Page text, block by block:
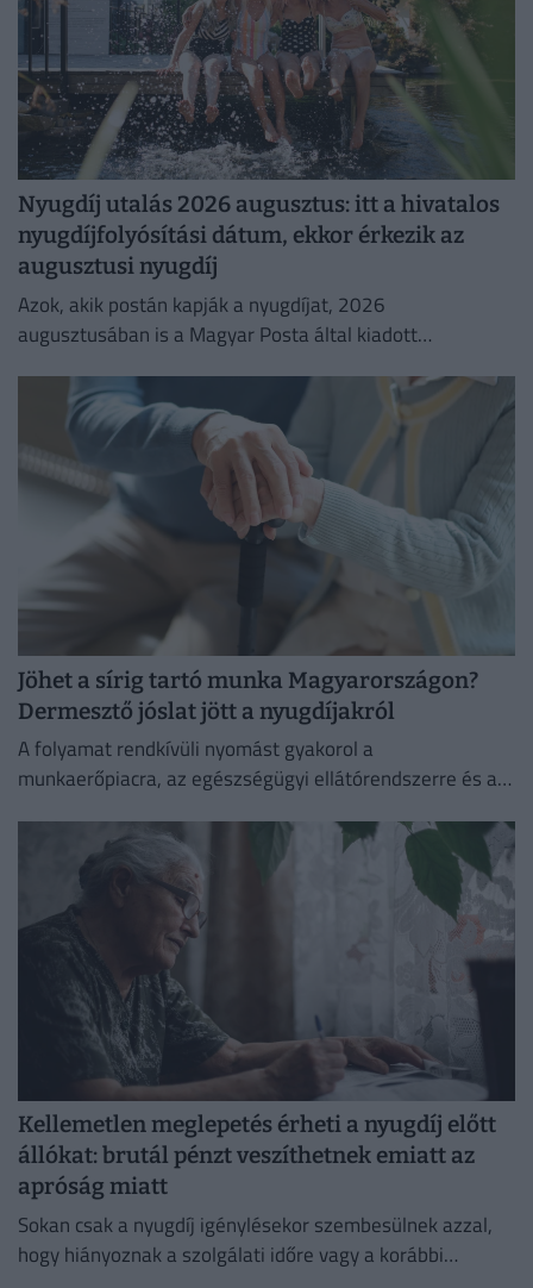
Nyugdíj utalás 2026 augusztus: itt a hivatalos
nyugdíjfolyósítási dátum, ekkor érkezik az
augusztusi nyugdíj
Azok, akik postán kapják a nyugdíjat, 2026
augusztusában is a Magyar Posta által kiadott
nyugdíj érkezésére.
Jöhet a sírig tartó munka Magyarországon?
Dermesztő jóslat jött a nyugdíjakról
A folyamat rendkívüli nyomást gyakorol a
munkaerőpiacra, az egészségügyi ellátórendszerre és a
nyugdíjkorhatár emelése
Kellemetlen meglepetés érheti a nyugdíj előtt
állókat: brutál pénzt veszíthetnek emiatt az
apróság miatt
Sokan csak a nyugdíj igénylésekor szembesülnek azzal,
hogy hiányoznak a szolgálati időre vagy a korábbi